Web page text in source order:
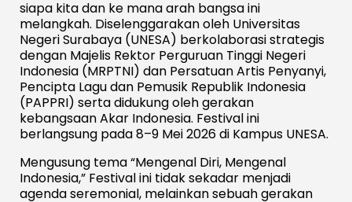
siapa kita dan ke mana arah bangsa ini
melangkah. Diselenggarakan oleh Universitas
Negeri Surabaya (UNESA) berkolaborasi strategis
dengan Majelis Rektor Perguruan Tinggi Negeri
Indonesia (MRPTNI) dan Persatuan Artis Penyanyi,
Pencipta Lagu dan Pemusik Republik Indonesia
(PAPPRI) serta didukung oleh gerakan
kebangsaan Akar Indonesia. Festival ini
berlangsung pada 8–9 Mei 2026 di Kampus UNESA.
Mengusung tema “Mengenal Diri, Mengenal
Indonesia,” Festival ini tidak sekadar menjadi
agenda seremonial, melainkan sebuah gerakan